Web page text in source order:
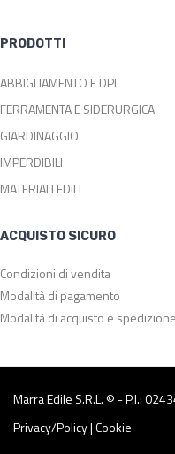
PRODOTTI
ABBIGLIAMENTO E DPI
FERRAMENTA E SIDERURGICA
GIARDINAGGIO
IMPERDIBILI
MATERIALI EDILI
ACQUISTO SICURO
Condizioni di vendita
Modalità di pagamento
Modalità di acquisto e spedizione
Marra Edile S.r.l. © - P.I.:
Privacy/Policy|Cookie